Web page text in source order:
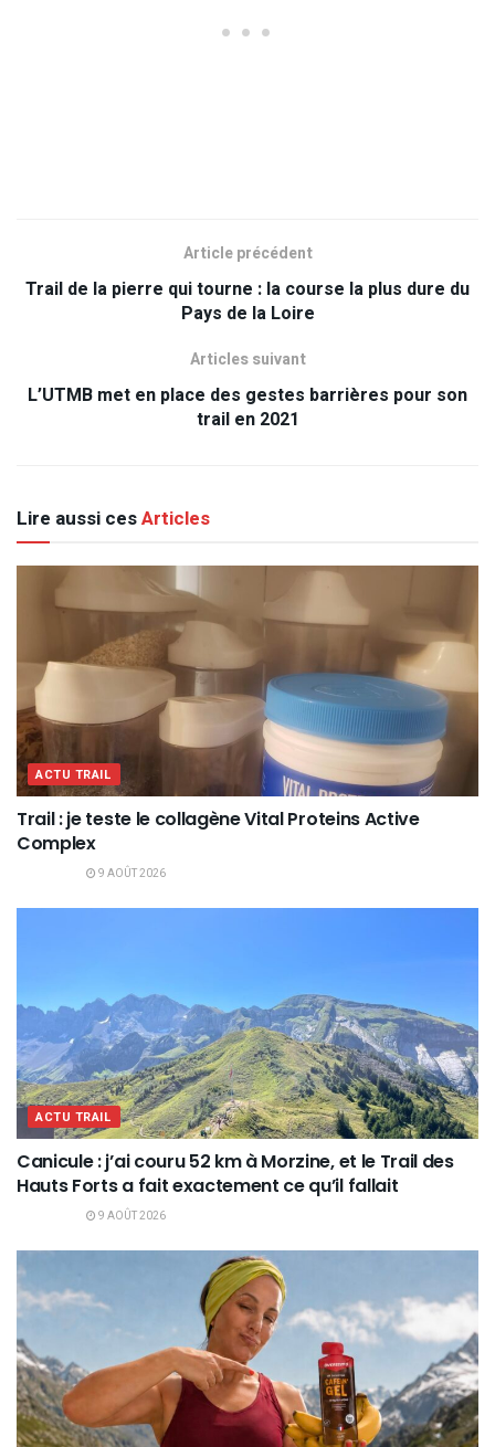
Article précédent
Trail de la pierre qui tourne : la course la plus dure du
Pays de la Loire
Articles suivant
L’UTMB met en place des gestes barrières pour son
trail en 2021
Lire aussi cesArticles
ACTU TRAIL
Trail : je teste le collagène Vital Proteins Active
Complex
9 AOÛT 2026
ACTU TRAIL
Canicule : j’ai couru 52 km à Morzine, et le Trail des
Hauts Forts a fait exactement ce qu’il fallait
9 AOÛT 2026